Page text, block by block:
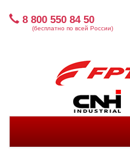
8 800 550 84 50
(бесплатно по всей России)